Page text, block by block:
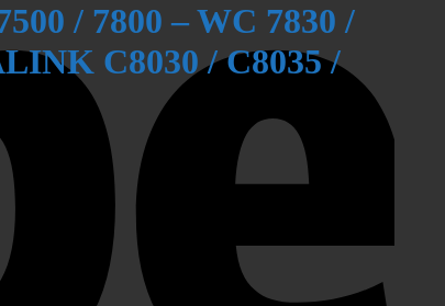
/ 7800 – WC 7830 /
C8030 / C8035 /